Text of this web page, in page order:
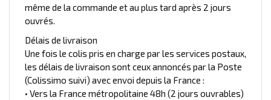
même de la commande et au plus tard après 2 jours
ouvrés.
Délais de livraison
Une fois le colis pris en charge par les services postaux,
les délais de livraison sont ceux annoncés par la Poste
(Colissimo suivi) avec envoi depuis la France :
• Vers la France métropolitaine 48h (2 jours ouvrables)